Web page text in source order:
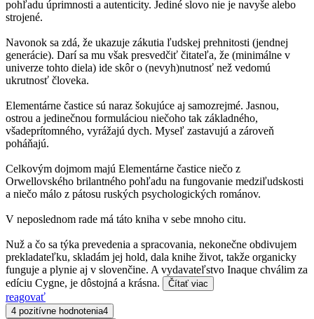
pohľadu úprimnosti a autenticity. Jediné slovo nie je navyše alebo
strojené.
Navonok sa zdá, že ukazuje zákutia ľudskej prehnitosti (jendnej
generácie). Darí sa mu však presvedčiť čitateľa, že (minimálne v
univerze tohto diela) ide skôr o (nevyh)nutnosť než vedomú
ukrutnosť človeka.
Elementárne častice sú naraz šokujúce aj samozrejmé. Jasnou,
ostrou a jedinečnou formuláciou niečoho tak základného,
všadeprítomného, vyrážajú dych. Myseľ zastavujú a zároveň
poháňajú.
Celkovým dojmom majú Elementárne častice niečo z
Orwellovského brilantného pohľadu na fungovanie medziľudskosti
a niečo málo z pátosu ruských psychologických románov.
V neposlednom rade má táto kniha v sebe mnoho citu.
Nuž a čo sa týka prevedenia a spracovania, nekonečne obdivujem
prekladateľku, skladám jej hold, dala knihe život, takže organicky
funguje a plynie aj v slovenčine. A vydavateľstvo Inaque chválim za
edíciu Cygne, je dôstojná a krásna.
Čítať viac
reagovať
4 pozitívne hodnotenia4